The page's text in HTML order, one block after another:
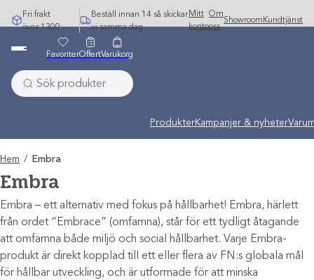
Hoppa
till
Fri frakt
över 1300:-
Beställ innan 14 så skickar
vi samma dag
Mitt
konto
Om
oss
Showroom Kundtjänst
ProdukterKampanjer & nyheter
FavoriterOffertVarukorg
Hem / Embra
Embra
Embra – ett alternativ med fokus på hållbarhet! Embra, härlett
från ordet “Embrace” (omfamna), står för ett tydligt åtagande
att omfamna både miljö och social hållbarhet. Varje Embra-
produkt är direkt kopplad till ett eller flera av FN:s globala mål
för hållbar utveckling, och är utformade för att minska